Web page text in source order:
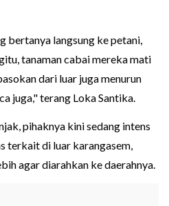
bertanya langsung ke petani,
tanaman cabai mereka mati
dari luar juga menurun
juga," terang Loka Santika.
pihaknya kini sedang intens
terkait di luar karangasem,
agar diarahkan ke daerahnya.